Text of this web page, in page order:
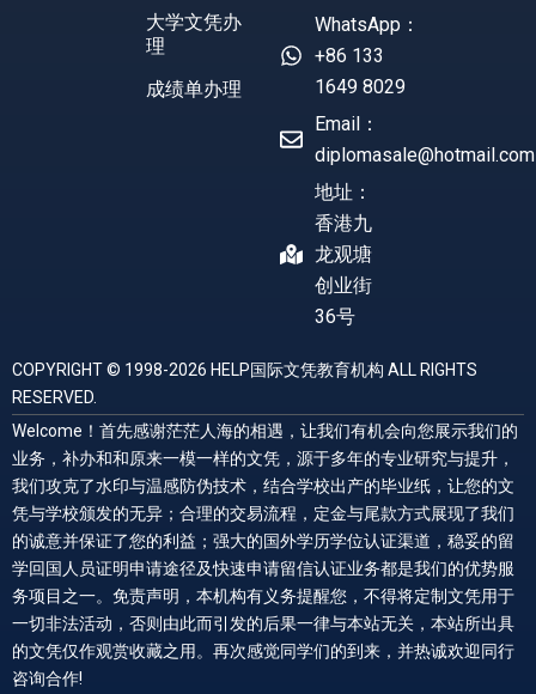
大学文凭办
理
成绩单办理
WhatsApp：
+86 133
1649 8029
Email：
diplomasale@hotmail.com
地址：
香港九
龙观塘
创业街
36号
COPYRIGHT © 1998-2026 HELP国际文凭教育机构 ALL RIGHTS
RESERVED.
Welcome！首先感谢茫茫人海的相遇，让我们有机会向您展示我们的
业务，补办和和原来一模一样的文凭，源于多年的专业研究与提升，
我们攻克了水印与温感防伪技术，结合学校出产的毕业纸，让您的文
凭与学校颁发的无异；合理的交易流程，定金与尾款方式展现了我们
的诚意并保证了您的利益；强大的国外学历学位认证渠道，稳妥的留
学回国人员证明申请途径及快速申请留信认证业务都是我们的优势服
务项目之一。免责声明，本机构有义务提醒您，不得将定制文凭用于
一切非法活动，否则由此而引发的后果一律与本站无关，本站所出具
的文凭仅作观赏收藏之用。再次感觉同学们的到来，并热诚欢迎同行
咨询合作!